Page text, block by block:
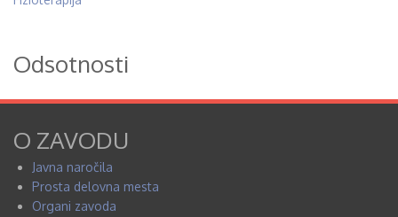
Odsotnosti
O ZAVODU
Javna naročila
Prosta delovna mesta
Organi zavoda